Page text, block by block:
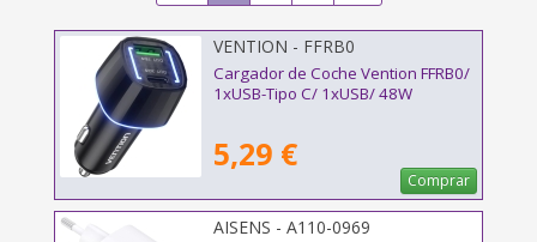
VENTION - FFRB0
Cargador de Coche Vention FFRB0/
1xUSB-Tipo C/ 1xUSB/ 48W
5,29 €
Comprar
AISENS - A110-0969